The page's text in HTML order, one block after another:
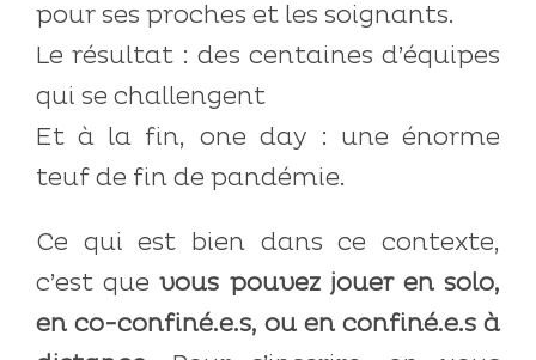
pour ses proches et les soignants.
Le résultat : des centaines d’équipes
qui se challengent
Et à la fin, one day : une énorme
teuf de fin de pandémie.
Ce qui est bien dans ce contexte,
c’est quevous pouvez jouer en solo,
en co-confiné.e.s, ou en confiné.e.s à